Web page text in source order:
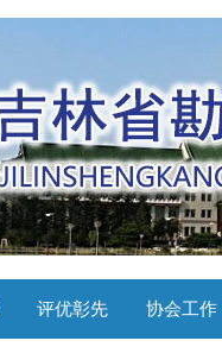
评优彰先 协会工作